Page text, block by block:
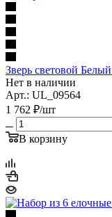
Зверь световой
Нет в наличии
Арт.: UL_09564
1 762 ₽/шт
В корзину